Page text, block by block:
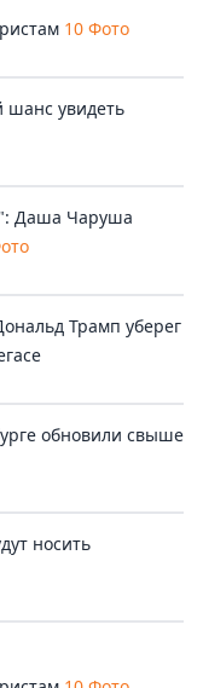
10 Фото
шанс увидеть
Даша Чаруша
Трамп уберег
обновили свыше
носить